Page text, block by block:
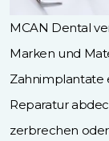
MCAN Dental
Marken und
Zahnimplantate
Reparatur
zerbrechen